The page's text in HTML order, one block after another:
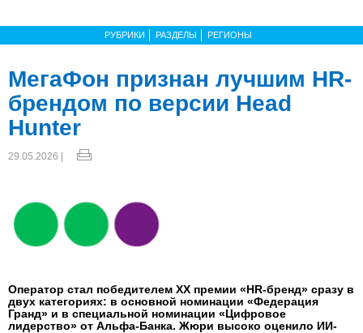
РУБРИКИ РАЗДЕЛЫ РЕГИОНЫ
МегаФон признан лучшим HR-
брендом по версии Head
Hunter
29.05.2026 |
Оператор стал победителем ХХ премии «HR-бренд» сразу в
двух категориях: в основной номинации «Федерация
Гранд» и в специальной номинации «Цифровое
лидерство» от Альфа-Банка. Жюри высоко оценило ИИ-